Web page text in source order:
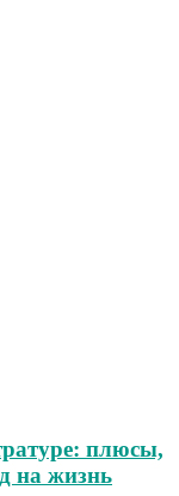
плюсы,
на жизнь